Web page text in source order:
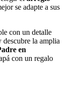
se adapte a sus
con un detalle
la amplia
en
con un regalo